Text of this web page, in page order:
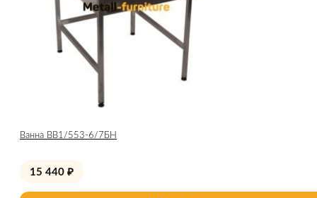
Ванна ВВ1/553-6/7БН
15 440 ₽